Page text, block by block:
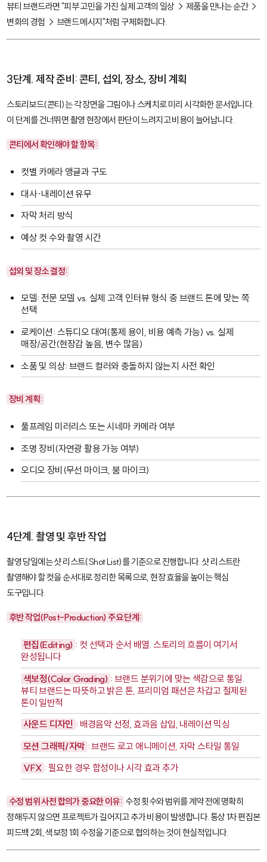
뷰티 브랜드라면 "피부 고민을 가진 실제 고객의 일상 → 제품을 만나는 순간 →
변화의 경험 → 브랜드 메시지"처럼 구체화합니다.
3단계. 제작 준비: 콘티, 섭외, 장소, 장비 계획
스토리보드(콘티)는 각 장면을 그림이나 스케치로 미리 시각화한 문서입니다.
이 단계를 건너뛰면 촬영 현장에서 판단이 느려지고 비용이 늘어납니다.
콘티에서 확인해야 할 항목:
컷별 카메라 앵글과 구도
대사·내레이션 유무
자막 처리 방식
예상 컷 수와 촬영 시간
섭외 및 장소 결정:
모델: 전문 모델 vs. 실제 고객 인터뷰 형식 중 브랜드 톤에 맞는 쪽
선택
로케이션: 스튜디오 대여(통제 용이, 비용 예측 가능) vs. 실제
매장/공간(현장감 높음, 변수 많음)
소품 및 의상: 브랜드 컬러와 충돌하지 않는지 사전 확인
장비 계획:
풀프레임 미러리스 또는 시네마 카메라 여부
조명 장비(자연광 활용 가능 여부)
오디오 장비(무선 마이크, 붐 마이크)
4단계. 촬영 및 후반 작업
촬영 당일에는샷 리스트(Shot List)를 기준으로 진행합니다. 샷 리스트란
촬영해야 할 컷을 순서대로 정리한 목록으로, 현장 효율을 높이는 핵심
도구입니다.
후반 작업(Post-Production) 주요 단계:
편집(Editing) : 컷 선택과 순서 배열. 스토리의 흐름이 여기서
완성됩니다
색보정(Color Grading) : 브랜드 분위기에 맞는 색감으로 통일.
뷰티 브랜드는 따뜻하고 밝은 톤, 프리미엄 패션은 차갑고 절제된
톤이 일반적
사운드 디자인 : 배경음악 선정, 효과음 삽입, 내레이션 믹싱
모션 그래픽/자막 : 브랜드 로고 애니메이션, 자막 스타일 통일
VFX : 필요한 경우 합성이나 시각 효과 추가
수정 범위 사전 합의가 중요한 이유: 수정 횟수와 범위를 계약 전에 명확히
정해두지 않으면 프로젝트가 길어지고 추가 비용이 발생합니다. 통상 1차 편집본
피드백 2회, 색보정 1회 수정을 기준으로 협의하는 것이 현실적입니다.